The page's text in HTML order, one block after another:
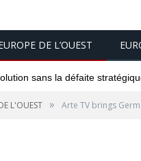
DE L’OUEST
sans la défaite
L'OUEST » Arte TV brings